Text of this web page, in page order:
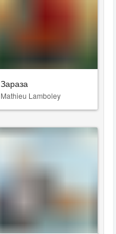
Зараза
Mathieu Lamboley